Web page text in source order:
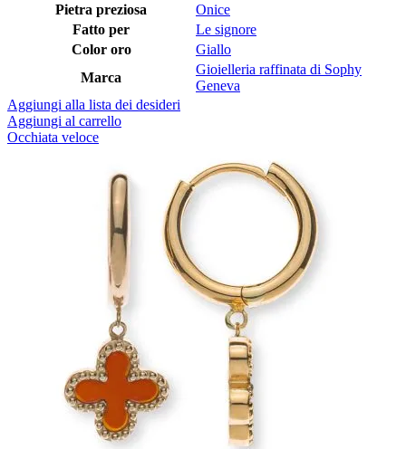
Pietra preziosa
Onice
Fatto per
Le signore
Color oro
Giallo
Marca
Gioielleria raffinata di Sophy
Geneva
Aggiungi alla lista dei desideri
Aggiungi al carrello
Occhiata veloce